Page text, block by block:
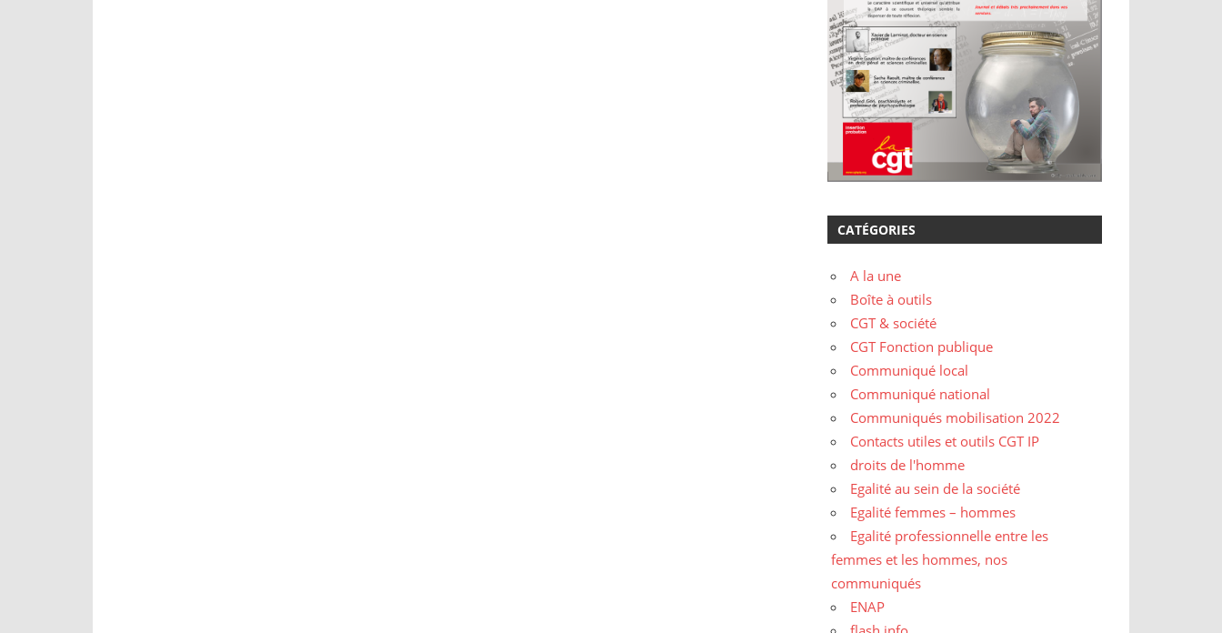
CATÉGORIES
A la une
Boîte à outils
CGT & société
CGT Fonction publique
Communiqué local
Communiqué national
Communiqués mobilisation 2022
Contacts utiles et outils CGT IP
droits de l'homme
Egalité au sein de la société
Egalité femmes – hommes
Egalité professionnelle entre les
femmes et les hommes, nos
communiqués
ENAP